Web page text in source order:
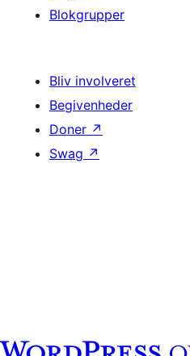
Blokgrupper
Bliv involveret
Begivenheder
Doner ↗
Swag ↗